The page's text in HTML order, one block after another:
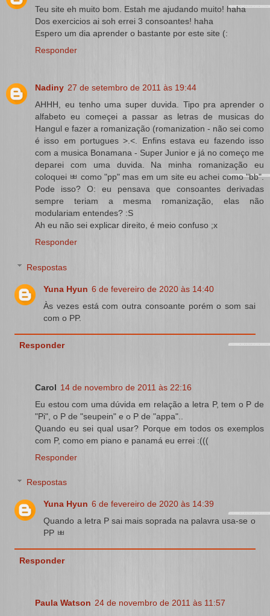
Teu site eh muito bom. Estah me ajudando muito! haha
Dos exercicios ai soh errei 3 consoantes! haha
Espero um dia aprender o bastante por este site (:
Responder
Nadiny 27 de setembro de 2011 às 19:44
AHHH, eu tenho uma super duvida. Tipo pra aprender o
alfabeto eu começei a passar as letras de musicas do
Hangul e fazer a romanização (romanization - não sei como
é isso em portugues >.<. Enfins estava eu fazendo isso
com a musica Bonamana - Super Junior e já no começo me
deparei com uma duvida. Na minha romanização eu
coloquei ㅃ como "pp" mas em um site eu achei como "bb".
Pode isso? O: eu pensava que consoantes derivadas
sempre teriam a mesma romanização, elas não
modulariam entendes? :S
Ah eu não sei explicar direito, é meio confuso ;x
Responder
Respostas
Yuna Hyun 6 de fevereiro de 2020 às 14:40
Às vezes está com outra consoante porém o som sai
com o PP.
Responder
Carol 14 de novembro de 2011 às 22:16
Eu estou com uma dúvida em relação a letra P, tem o P de
"Pi", o P de "seupein" e o P de "appa"..
Quando eu sei qual usar? Porque em todos os exemplos
com P, como em piano e panamá eu errei :(((
Responder
Respostas
Yuna Hyun 6 de fevereiro de 2020 às 14:39
Quando a letra P sai mais soprada na palavra usa-se o
PP ㅃ
Responder
Paula Watson 24 de novembro de 2011 às 11:57